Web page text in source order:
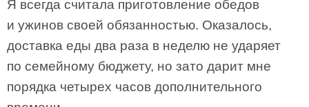
Я всегда считала приготовление обедов
и ужинов своей обязанностью. Оказалось,
доставка еды два раза в неделю не ударяет
по семейному бюджету, но зато дарит мне
порядка четырех часов дополнительного